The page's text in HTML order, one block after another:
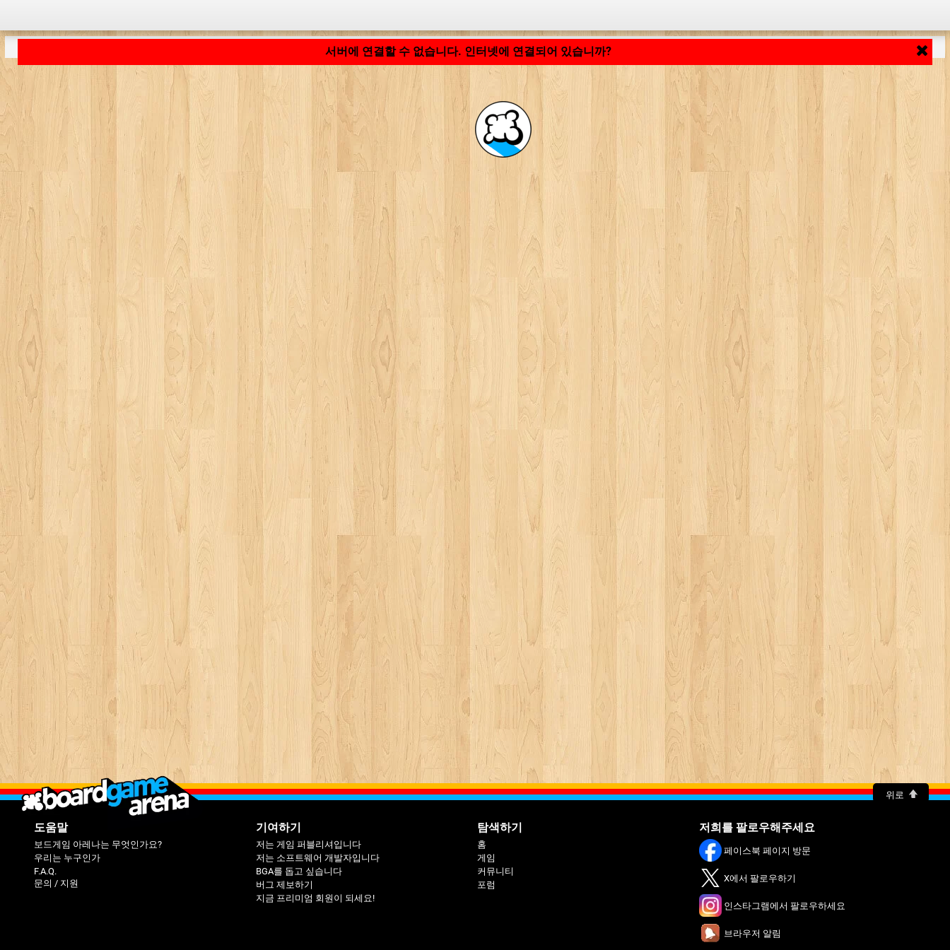
서버에 연결할 수 없습니다. 인터넷에 연결되어 있습니까?
응용 프로그램 로딩 중... ...
위로
도움말
보드게임 아레나는 무엇인가요?
우리는 누구인가
F.A.Q.
문의 / 지원
기여하기
저는 게임 퍼블리셔입니다
저는 소프트웨어 개발자입니다
BGA를 돕고 싶습니다
버그 제보하기
지금 프리미엄 회원이 되세요!
탐색하기
홈
게임
커뮤니티
포럼
저희를 팔로우해주세요
페이스북 페이지 방문
X에서 팔로우하기
인스타그램에서 팔로우하세요
브라우저 알림